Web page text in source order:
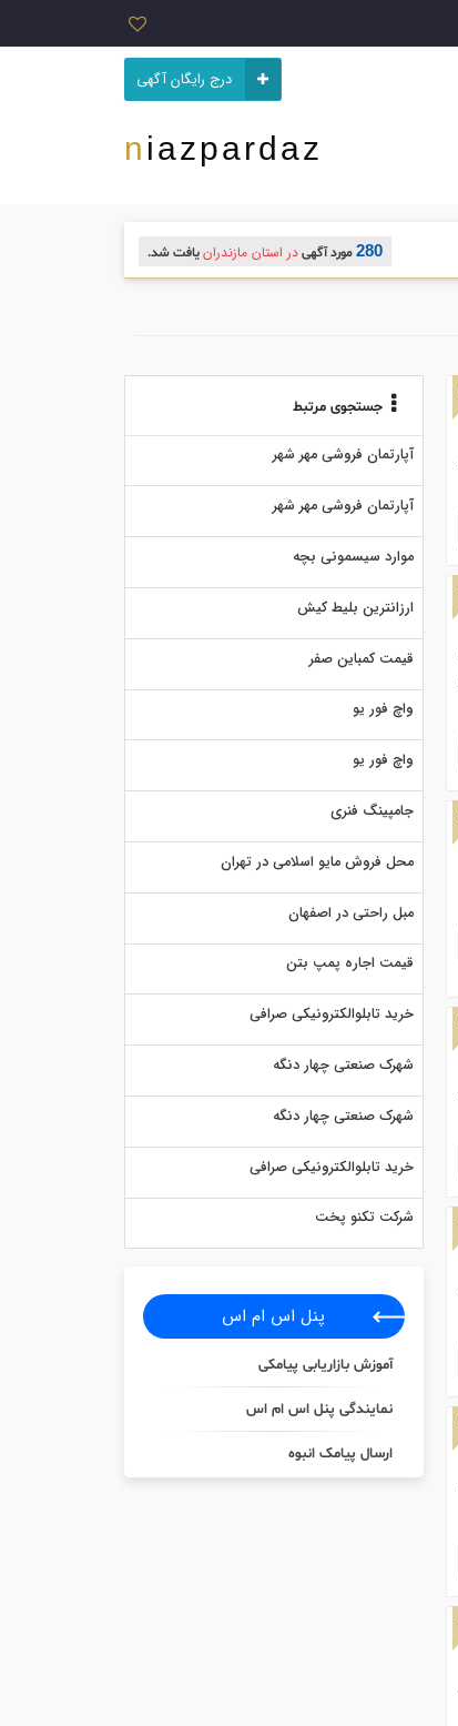
درج رایگان آگهی
niazpardaz
280مورد آگهیدر استان مازندرانیافت شد.
جستجوی مرتبط
آپارتمان فروشی مهر شهر
آپارتمان فروشی مهر شهر
موارد سیسمونی بچه
ارزانترین بلیط کیش
قیمت کمباین صفر
واچ فور یو
واچ فور یو
جامپینگ فنری
محل فروش مایو اسلامی در تهران
مبل راحتی در اصفهان
قیمت اجاره پمپ بتن
خرید تابلوالکترونیکی صرافی
شهرک صنعتی چهار دنگه
شهرک صنعتی چهار دنگه
خرید تابلوالکترونیکی صرافی
شرکت تکنو پخت
پنل اس ام اس
آموزش بازاریابی پیامکی
نمایندگی پنل اس ام اس
ارسال پیامک انبوه